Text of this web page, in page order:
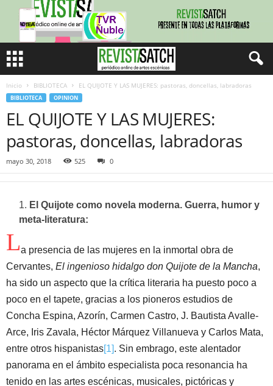
Inicio BIBLIOTECA EL QUIJOTE Y LAS MUJERES: pastoras, doncellas, labradoras
BIBLIOTECA OPINION
EL QUIJOTE Y LAS MUJERES:
pastoras, doncellas, labradoras
mayo 30, 2018 525 0
El Quijote como novela moderna. Guerra, humor y
meta-literatura:
La presencia de las mujeres en la inmortal obra de
Cervantes, El ingenioso hidalgo don Quijote de la Mancha,
ha sido un aspecto que la crítica literaria ha puesto poco a
poco en el tapete, gracias a los pioneros estudios de
Concha Espina, Azorín, Carmen Castro, J. Bautista Avalle-
Arce, Iris Zavala, Héctor Márquez Villanueva y Carlos Mata,
entre otros hispanistas[1]. Sin embrago, este alentador
panorama en el ámbito especialista poca resonancia ha
tenido en las artes escénicas, musicales, pictóricas y